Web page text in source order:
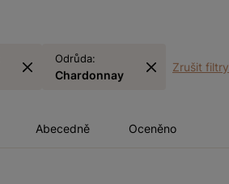
Odrůda:
Chardonnay
Zrušit filtry
Abecedně Oceněno